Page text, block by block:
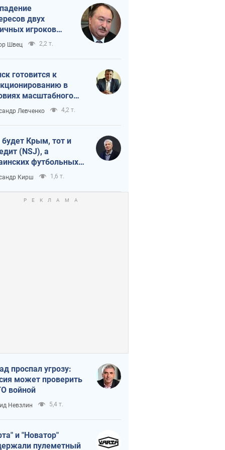
двух
игроков
тайный план
и Путина?
Швец 2,2 т.
готовится к
в
масштабного
кризиса
Левченко 4,2 т.
будет Крым, тот и
(NSJ), а
футбольных
могут
убийцами
Кирш 1,6 т.
проспал угрозу:
может проверить
войной
Невзлин 5,4 т.
и "Новатор"
пулеметный